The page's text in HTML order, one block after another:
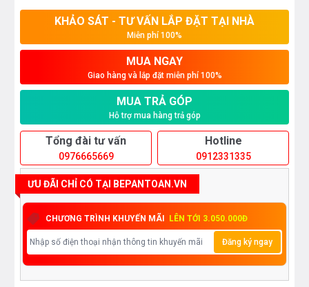
KHẢO SÁT - TƯ VẤN LẮP ĐẶT TẠI NHÀ
Miễn phí 100%
MUA NGAY
Giao hàng và lắp đặt miễn phí 100%
MUA TRẢ GÓP
Hỗ trợ mua hàng trả góp
Tổng đài tư vấn
0976665669
Hotline
0912331335
ƯU ĐÃI CHỈ CÓ TẠI BEPANTOAN.VN
CHƯƠNG TRÌNH KHUYẾN MÃI LÊN TỚI 3.050.000Đ
Đăng ký ngay